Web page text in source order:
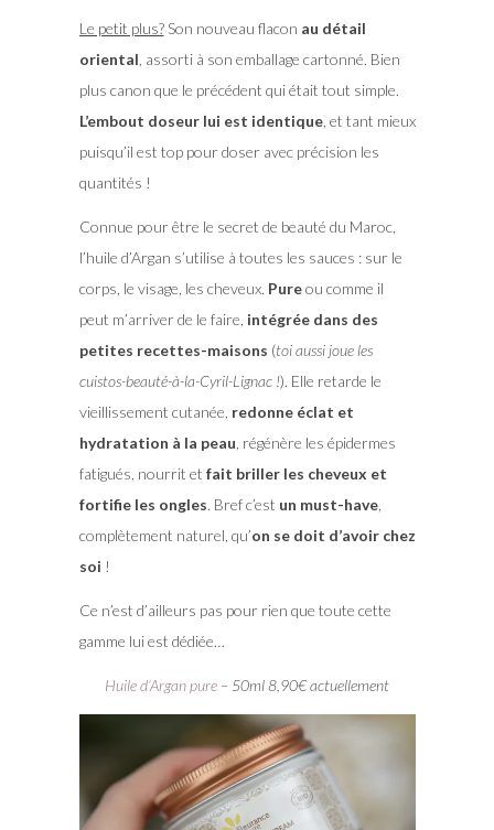
Le petit plus?Son nouveau flacon au détail
oriental , assorti à son emballage cartonné. Bien
plus canon que le précédent qui était tout simple.
L’embout doseur lui est identique, et tant mieux
puisqu’il est top pour doser avec précision les
quantités !
Connue pour être le secret de beauté du Maroc,
l’huile d’Argan s’utilise à toutes les sauces : sur le
corps, le visage, les cheveux. Pureou comme il
peut m’arriver de le faire, intégrée dans des
petites recettes-maisons (toi aussi joue les
cuistos-beauté-à-la-Cyril-Lignac !). Elle retarde le
vieillissement cutanée, redonne éclat et
hydratation à la peau , régénère les épidermes
fatigués, nourrit et fait briller les cheveux et
fortifie les ongles. Bref c’est un must-have,
complètement naturel, qu’on se doit d’avoir chez
soi !
Ce n’est d’ailleurs pas pour rien que toute cette
gamme lui est dédiée…
Huile d’Argan pure – 50ml 8,90€ actuellement